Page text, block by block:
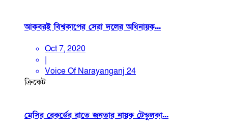
আকবরই বিশ্বকাপের সেরা দলের অধিনায়ক...
Oct 7, 2020
|
Voice Of Narayanganj 24
ক্রিকেট
মেসির রেকর্ডের রাতে জনতার নায়ক টেন্ডুলকা...